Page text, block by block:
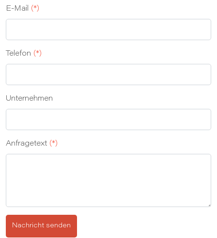
E‑Mail (*)
Telefon (*)
Unternehmen
Anfragetext (*)
Nachricht senden